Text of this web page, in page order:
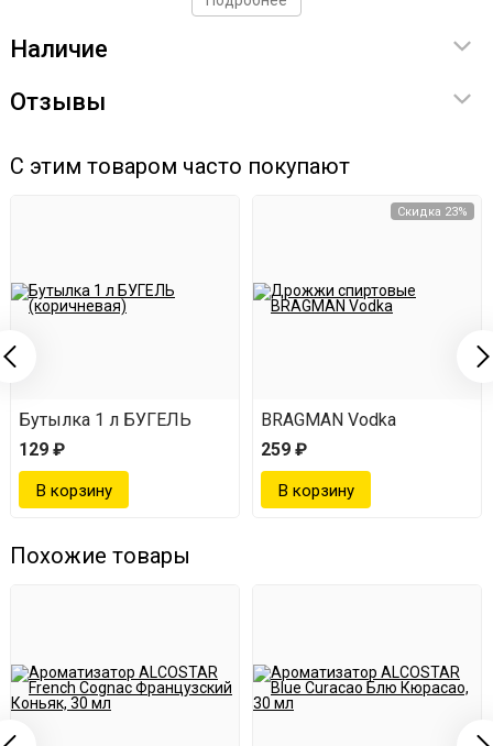
Способ применения
водку крепостью 40-45 градусов, а затем
комнатной температуре.
Наличие
Отзывы
С этим товаром часто покупают
Бутылка 1 л БУГЕЛЬ
129 ₽
Скидка 23%
BRAGMAN Vodka
259 ₽
Похожие товары